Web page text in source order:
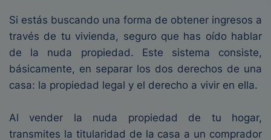
Si estás buscando una forma de obtener ingresos a
través de tu vivienda, seguro que has oído hablar
de la nuda propiedad. Este sistema consiste,
básicamente, en separar los dos derechos de una
casa: la propiedad legal y el derecho a vivir en ella.
Al vender la nuda propiedad de tu hogar,
transmites la titularidad de la casa a un comprador